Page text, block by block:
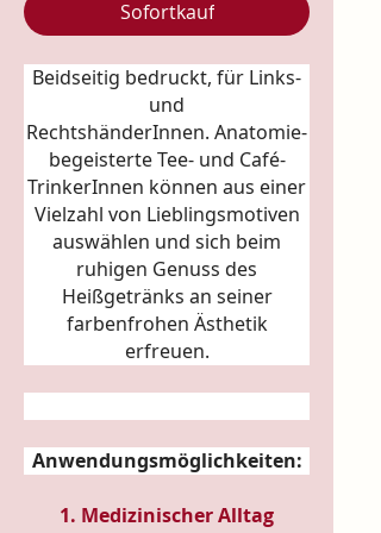
Sofortkauf
Beidseitig bedruckt, für Links-
und
RechtshänderInnen. Anatomie-
begeisterte Tee- und Café-
TrinkerInnen können aus einer
Vielzahl von Lieblingsmotiven
auswählen und sich beim
ruhigen Genuss des
Heißgetränks an seiner
farbenfrohen Ästhetik
erfreuen.
Anwendungsmöglichkeiten:
1. Medizinischer Alltag